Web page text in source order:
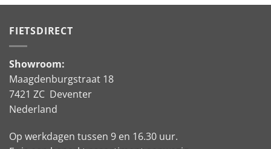
FIETSDIRECT
Showroom:
Maagdenburgstraat 18
7421 ZC Deventer
Nederland
Op werkdagen tussen 9 en 16.30 uur.